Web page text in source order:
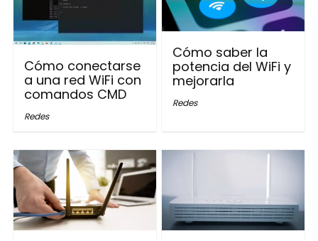
Cómo conectarse
a una red WiFi con
comandos CMD
Redes
Cómo saber la
potencia del WiFi y
mejorarla
Redes